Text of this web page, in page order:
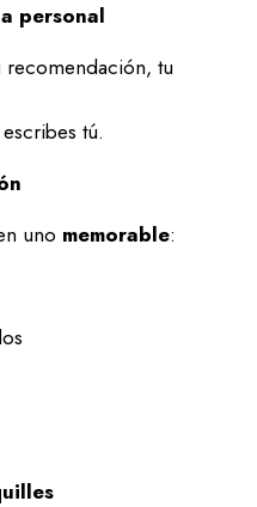
personal
recomendación, tu
tú.
uno memorable: